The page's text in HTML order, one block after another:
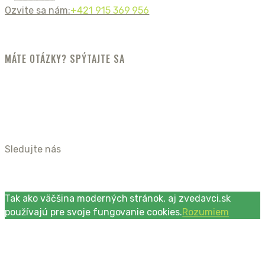
Ozvite sa nám:+421 915 369 956
MÁTE OTÁZKY? SPÝTAJTE SA
Sledujte nás
Tak ako väčšina moderných stránok, aj zvedavci.sk
používajú pre svoje fungovanie cookies.Rozumiem